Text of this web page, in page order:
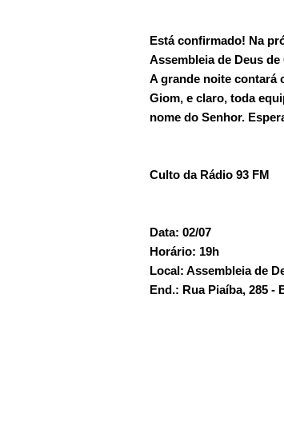
Está confirmado! Na
Assembleia de Deus
A grande noite contará
Giom, e claro, toda
nome do Senhor.
Culto da Rádio 93 FM
Data: 02/07
Horário: 19h
Local: Assembleia de
End.: Rua Piaíba, 285 -